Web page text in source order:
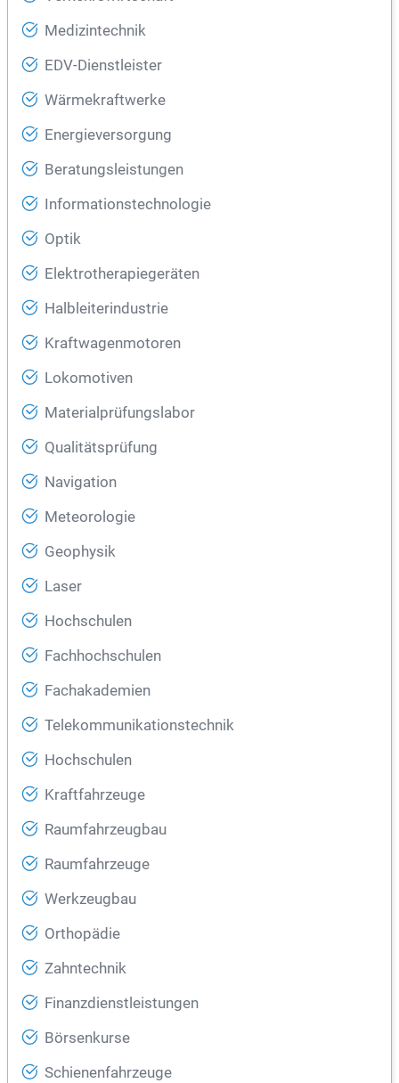
Medizintechnik
EDV-Dienstleister
Wärmekraftwerke
Energieversorgung
Beratungsleistungen
Informationstechnologie
Optik
Elektrotherapiegeräten
Halbleiterindustrie
Kraftwagenmotoren
Lokomotiven
Materialprüfungslabor
Qualitätsprüfung
Navigation
Meteorologie
Geophysik
Laser
Hochschulen
Fachhochschulen
Fachakademien
Telekommunikationstechnik
Hochschulen
Kraftfahrzeuge
Raumfahrzeugbau
Raumfahrzeuge
Werkzeugbau
Orthopädie
Zahntechnik
Finanzdienstleistungen
Börsenkurse
Schienenfahrzeuge